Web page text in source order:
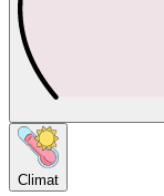
Climat